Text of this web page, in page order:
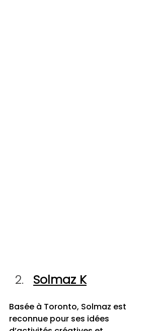
Solmaz K
Basée à Toronto, Solmaz est
reconnue pour ses idées